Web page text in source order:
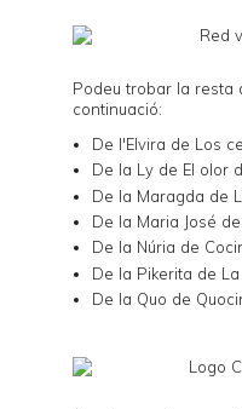
Podeu trobar la resta
continuació:
De l'Elvira de Los
De la Ly de El olor
De la Maragda de
De la Maria José de
De la Núria de
De la Pikerita de
De la Quo de